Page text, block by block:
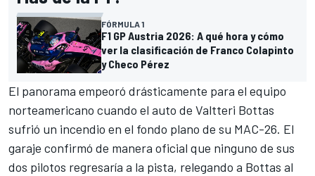
FÓRMULA 1
F1 GP Austria 2026: A qué hora y cómo
ver la clasificación de Franco Colapinto
y Checo Pérez
El panorama empeoró drásticamente para el equipo
norteamericano cuando el auto de Valtteri Bottas
sufrió un incendio en el fondo plano de su MAC-26. El
garaje confirmó de manera oficial que ninguno de sus
dos pilotos regresaría a la pista, relegando a Bottas al